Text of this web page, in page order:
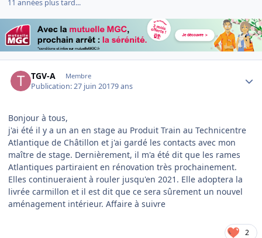
11 années plus tard...
TGV-A Membre
Publication:27 juin 20179 ans
Bonjour à tous,
j'ai été il y a un an en stage au Produit Train au Technicentre
Atlantique de Châtillon et j'ai gardé les contacts avec mon
maître de stage. Dernièrement, il m'a été dit que les rames
Atlantiques partiraient en rénovation très prochainement.
Elles continueraient à rouler jusqu'en 2021. Elle adoptera la
livrée carmillon et il est dit que ce sera sûrement un nouvel
aménagement intérieur. Affaire à suivre
2